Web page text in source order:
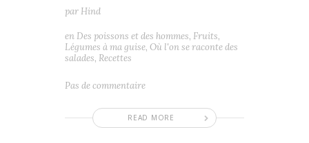
READ MORE
par Hind
en Des poissons et des hommes, Fruits,
Légumes à ma guise, Où l'on se raconte des
salades, Recettes
Pas de commentaire